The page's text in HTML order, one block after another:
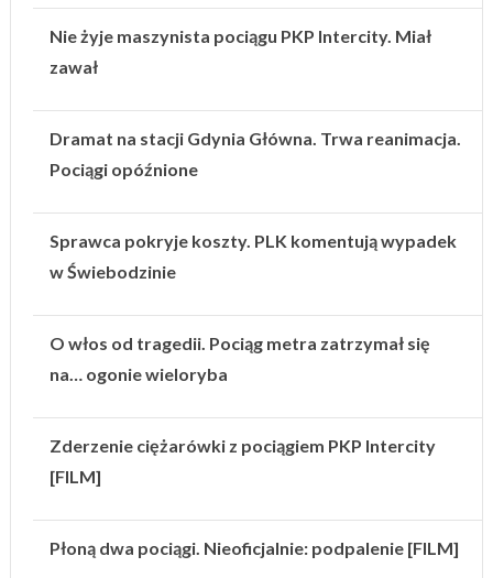
Nie żyje maszynista pociągu PKP Intercity. Miał
zawał
Dramat na stacji Gdynia Główna. Trwa reanimacja.
Pociągi opóźnione
Sprawca pokryje koszty. PLK komentują wypadek
w Świebodzinie
O włos od tragedii. Pociąg metra zatrzymał się
na… ogonie wieloryba
Zderzenie ciężarówki z pociągiem PKP Intercity
[FILM]
Płoną dwa pociągi. Nieoficjalnie: podpalenie [FILM]